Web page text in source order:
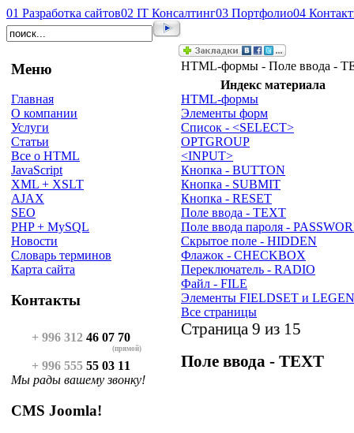
01 Разработка сайтов02 IT Консалтинг03 Портфолио04
Меню
Главная
О компании
Услуги
Статьи
Все о HTML
JavaScript
XML + XSLT
AJAX
SEO
PHP + MySQL
Новости
Словарь терминов
Карта сайта
Контакты
+ 996 312 46 07 70
(прямой)
+ 996 555 55 03 11
Мы рады вашему звонку!
CMS Joomla!
HTML-формы - Поле ввода -
Индекс материала
HTML-формы
Элементы форм
Список - <SELECT>
OPTGROUP
<INPUT>
Кнопка - BUTTON
Кнопка - SUBMIT
Кнопка - RESET
Поле ввода - TEXT
Поле ввода пароля -
Скрытое поле - HIDDEN
Флажок - CHECKBOX
Переключатель - RADIO
Файл - FILE
Элементы FIELDSET и
Все страницы
Страница 9 из 15
Поле ввода - TEXT